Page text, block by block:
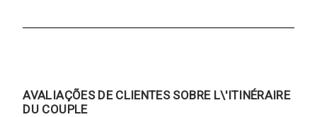
AVALIAÇÕES DE CLIENTES SOBRE L\'ITINÉRAIRE
DU COUPLE